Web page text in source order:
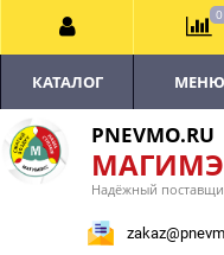
PNEVMO.RU
Надёжный
КАТАЛОГ МЕНЮ
0